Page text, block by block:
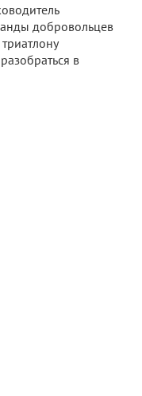
добровольцев
в